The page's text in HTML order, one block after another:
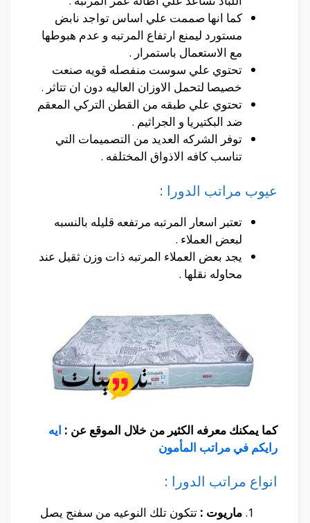
كما انها صممت علي اساس تواجد نابض
مستورد ليمنع ارتفاع المرتبه و عدم هبوطها
مع الاستعمال باستمرار .
تحتوي علي سوست منفصله قويه صنعت
خصيصا لتحمل الاوزان العاليه دون ان تتاثر .
تحتوي علي طبقه من القطن التركي المعقم
ضد البكتيريا و الجراثيم .
توفر الشركه العديد من التصميمات التي
تناسب كافه الاذواق المختلفه .
عيوب مراتب الدورا :
تعتبر اسعار المرتبه مرتفعه قليله بالنسبه
لبعض العملاء .
يجد بعض العملاء المرتبه ذات وزن ثقيل عند
محاوله نقلها .
كما يمكنك معرفه الكثير من خلال الموقع عن : ايه
رايكم في مراتب المأمون
انواع مراتب الدورا :
ماريوت : تتكون تلك النوعيه من سفنج يصل